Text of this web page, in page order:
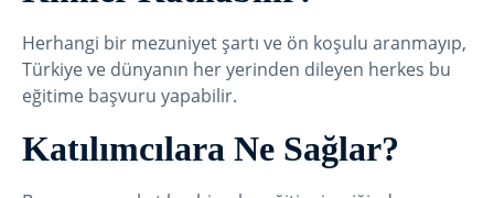
Herhangi bir mezuniyet şartı ve ön koşulu aranmayıp,
Türkiye ve dünyanın her yerinden dileyen herkes bu
eğitime başvuru yapabilir.
Katılımcılara Ne Sağlar?